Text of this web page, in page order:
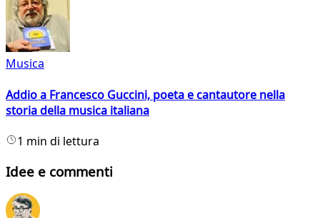
Musica
Addio a Francesco Guccini, poeta e cantautore nella
storia della musica italiana
1 min di lettura
Idee e commenti